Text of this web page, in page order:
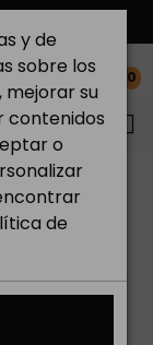
0
frecuentes
departamento
y de
sobre los
mejorar su
contenidos
o
de